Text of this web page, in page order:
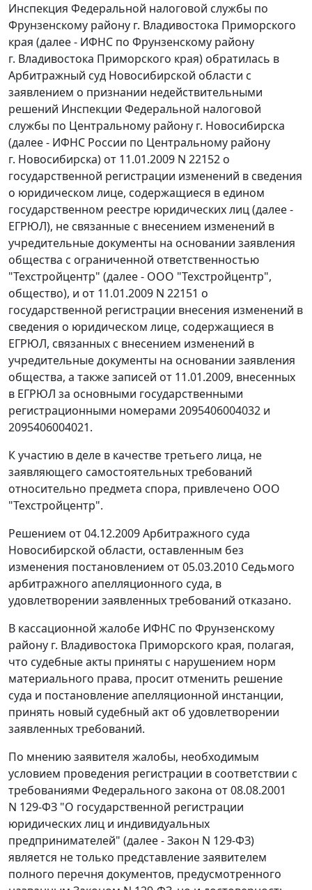
Инспекция Федеральной налоговой службы по
Фрунзенскому району г. Владивостока Приморского
края (далее - ИФНС по Фрунзенскому району
г. Владивостока Приморского края) обратилась в
Арбитражный суд Новосибирской области с
заявлением о признании недействительными
решений Инспекции Федеральной налоговой
службы по Центральному району г. Новосибирска
(далее - ИФНС России по Центральному району
г. Новосибирска) от 11.01.2009 N 22152 о
государственной регистрации изменений в сведения
о юридическом лице, содержащиеся в едином
государственном реестре юридических лиц (далее -
ЕГРЮЛ), не связанные с внесением изменений в
учредительные документы на основании заявления
общества с ограниченной ответственностью
"Техстройцентр" (далее - ООО "Техстройцентр",
общество), и от 11.01.2009 N 22151 о
государственной регистрации внесения изменений в
сведения о юридическом лице, содержащиеся в
ЕГРЮЛ, связанных с внесением изменений в
учредительные документы на основании заявления
общества, а также записей от 11.01.2009, внесенных
в ЕГРЮЛ за основными государственными
регистрационными номерами 2095406004032 и
2095406004021.
К участию в деле в качестве третьего лица, не
заявляющего самостоятельных требований
относительно предмета спора, привлечено ООО
"Техстройцентр".
Решением от 04.12.2009 Арбитражного суда
Новосибирской области, оставленным без
изменения постановлением от 05.03.2010 Седьмого
арбитражного апелляционного суда, в
удовлетворении заявленных требований отказано.
В кассационной жалобе ИФНС по Фрунзенскому
району г. Владивостока Приморского края, полагая,
что судебные акты приняты с нарушением норм
материального права, просит отменить решение
суда и постановление апелляционной инстанции,
принять новый судебный акт об удовлетворении
заявленных требований.
По мнению заявителя жалобы, необходимым
условием проведения регистрации в соответствии с
требованиями Федерального закона от 08.08.2001
N 129-ФЗ "О государственной регистрации
юридических лиц и индивидуальных
предпринимателей" (далее - Закон N 129-ФЗ)
является не только представление заявителем
полного перечня документов, предусмотренного